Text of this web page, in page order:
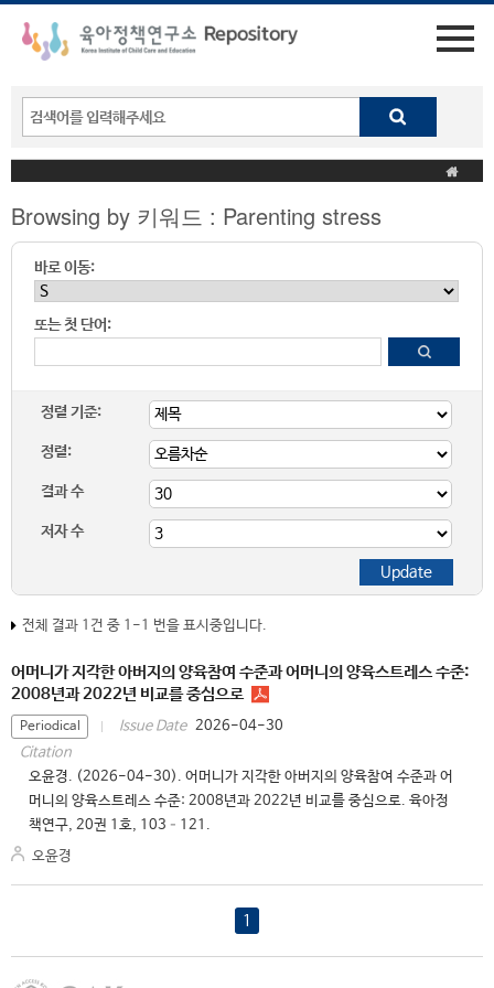
Browsing by 키워드 : Parenting stress
바로 이동:
또는 첫 단어:
정렬 기준:
정렬:
결과 수
저자 수
전체 결과 1건 중 1-1 번을 표시중입니다.
어머니가 지각한 아버지의 양육참여 수준과 어머니의 양육스트레스 수준:
2008년과 2022년 비교를 중심으로
Periodical Issue Date 2026-04-30
Citation
오윤경. (2026-04-30). 어머니가 지각한 아버지의 양육참여 수준과 어
머니의 양육스트레스 수준: 2008년과 2022년 비교를 중심으로. 육아정
책연구, 20권 1호, 103–121.
오윤경
1